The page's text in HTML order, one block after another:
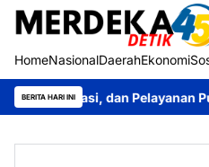
HomeNasionalDaerahEkonomi
BERITA HARI INI
Pelayanan Publik Bupati